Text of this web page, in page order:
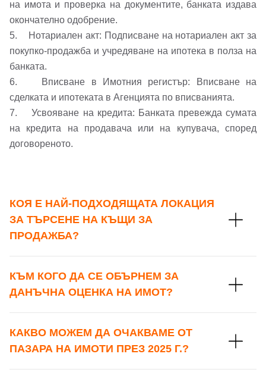
Вход Регистрация
Имейл Адрес
Парола
Вход с Google
на имота и проверка на документите, банката издава
окончателно одобрение.
5. Нотариален акт: Подписване на нотариален акт за
покупко-продажба и учредяване на ипотека в полза на
банката.
6. Вписване в Имотния регистър: Вписване на
сделката и ипотеката в Агенцията по вписванията.
7. Усвояване на кредита: Банката превежда сумата
на кредита на продавача или на купувача, според
договореното.
КОЯ Е НАЙ-ПОДХОДЯЩАТА ЛОКАЦИЯ
ЗА ТЪРСЕНЕ НА КЪЩИ ЗА
ПРОДАЖБА?
КЪМ КОГО ДА СЕ ОБЪРНЕМ ЗА
ДАНЪЧНА ОЦЕНКА НА ИМОТ?
КАКВО МОЖЕМ ДА ОЧАКВАМЕ ОТ
ПАЗАРА НА ИМОТИ ПРЕЗ 2025 Г.?
Име*
Имейл адрес*
Телефон*
Заяви оглед